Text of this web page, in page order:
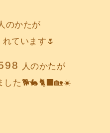
のかたが
ています🌷
人のかたが
した🐕️🐇🐈‍⬛🏡☀️